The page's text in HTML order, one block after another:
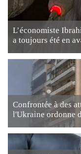
L’économiste
a toujours été en
Confrontée à des
l'Ukraine ordonne